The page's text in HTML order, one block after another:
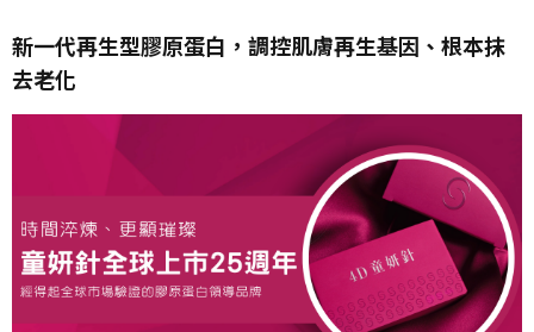
新一代再生型膠原蛋白，調控肌膚再生基因、根本抹
去老化